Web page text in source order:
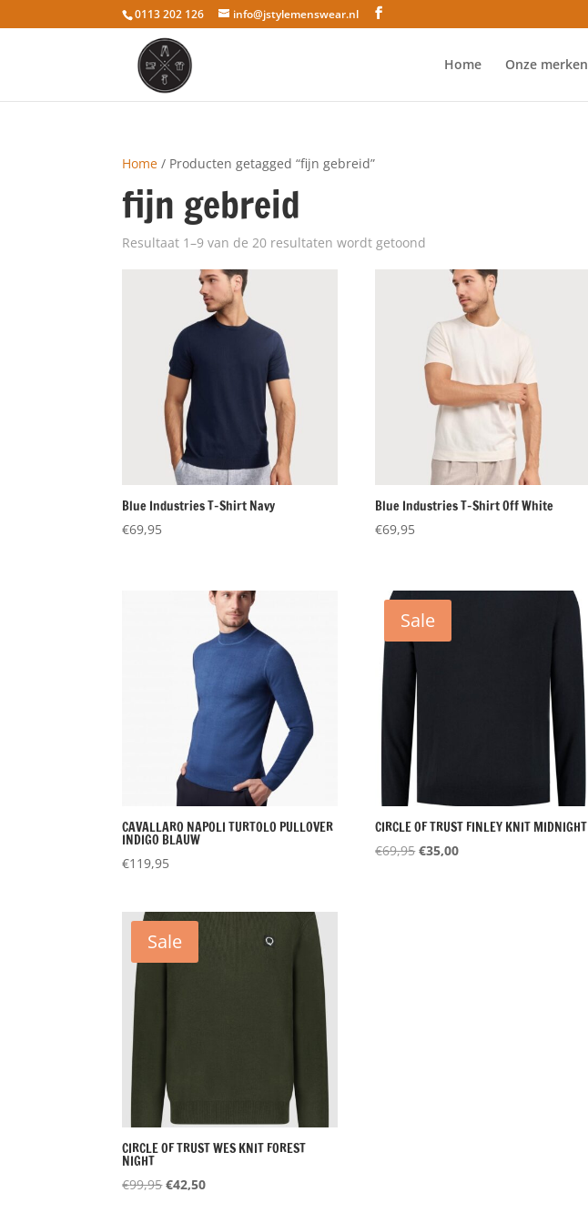
0113 202 126 info@jstylemenswear.nl
Home Onze merken
Home / Producten getagged “fijn gebreid”
fijn gebreid
Resultaat 1–9 van de 20 resultaten wordt getoond
Blue Industries T-Shirt Navy
€69,95
Blue Industries T-Shirt Off White
€69,95
CAVALLARO NAPOLI TURTOLO PULLOVER
INDIGO BLAUW
€119,95
Sale
CIRCLE OF TRUST FINLEY KNIT MIDNIGHT
€69,95Oorspronkelijke
€35,00Huidige
Sale
CIRCLE OF TRUST WES KNIT FOREST
NIGHT
€99,95Oorspronkelijke
€42,50Huidige